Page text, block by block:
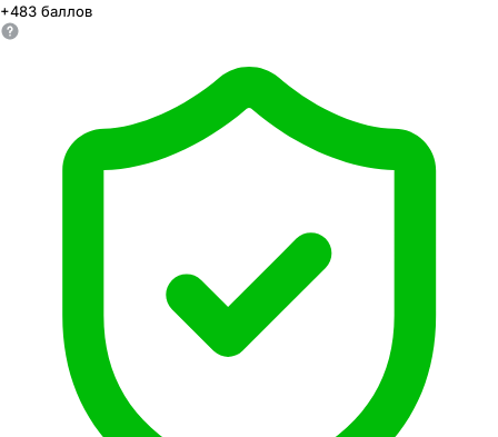
+483 баллов